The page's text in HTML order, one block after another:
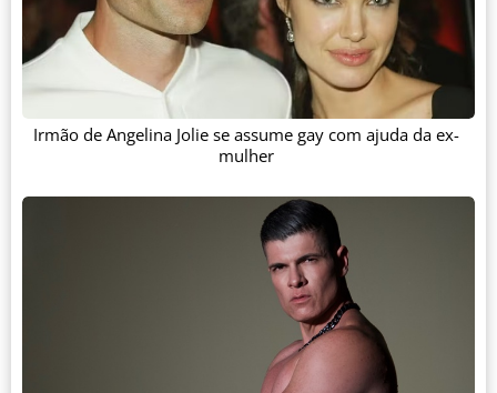
Irmão de Angelina Jolie se assume gay com ajuda da ex-
mulher